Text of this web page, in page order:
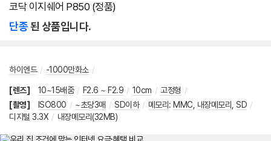
코닥 이지쉐어 P850 (정품)
단종된 상품입니다.
하이엔드 / -1000만화소 /
[렌즈] 10~15배줌 / F2.6 ~ F2.9 / 10cm / 고정형 /
[촬영]
ISO800 / ~초당3매 / SD이하 / 메모리: MMC 내장메모리 SD /
디지털 3.3X / 내장메모리(32MB)